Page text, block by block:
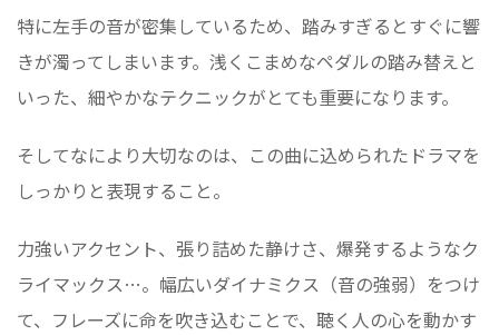
特に左手の音が密集しているため、踏みすぎるとすぐに響
きが濁ってしまいます。浅くこまめなペダルの踏み替えと
いった、細やかなテクニックがとても重要になります。
そしてなにより大切なのは、この曲に込められたドラマを
しっかりと表現すること。
力強いアクセント、張り詰めた静けさ、爆発するようなク
ライマックス…。幅広いダイナミクス（音の強弱）をつけ
て、フレーズに命を吹き込むことで、聴く人の心を動かす